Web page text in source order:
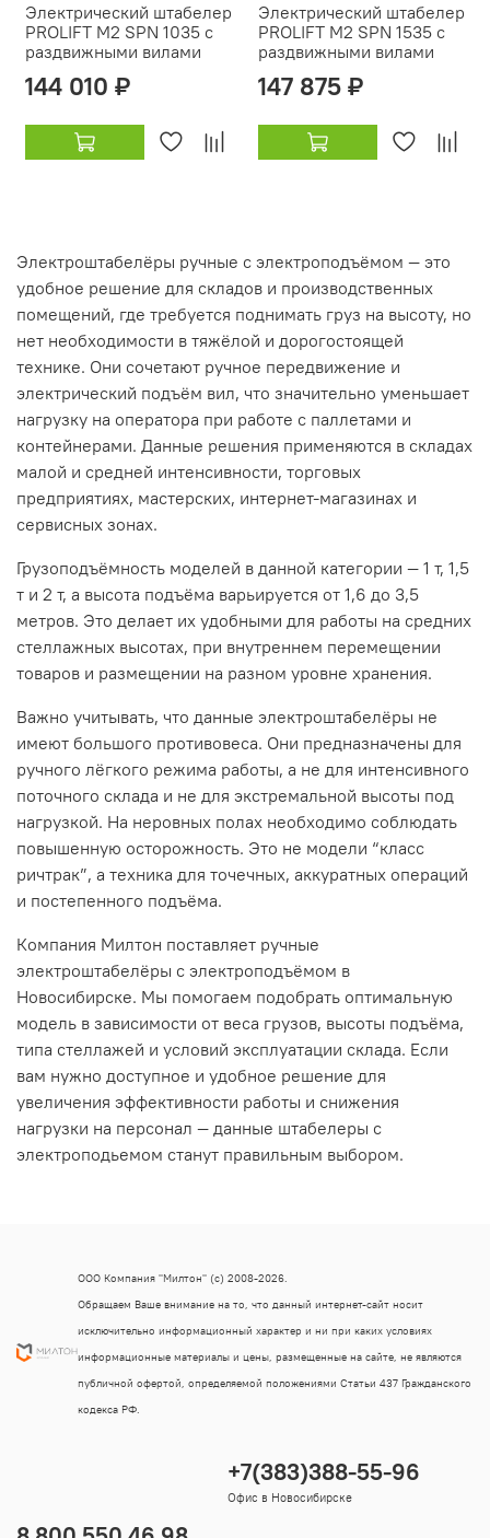
Электрический штабелер
PROLIFT M2 SPN 1035 с
раздвижными вилами
144 010 ₽
Электрический штабелер
PROLIFT M2 SPN 1535 с
раздвижными вилами
147 875 ₽
Электроштабелёры ручные с электроподъёмом — это
удобное решение для складов и производственных
помещений, где требуется поднимать груз на высоту, но
нет необходимости в тяжёлой и дорогостоящей
технике. Они сочетaют ручное передвижение и
электрический подъём вил, что значительно уменьшает
нагрузку на оператора при работе с паллетами и
контейнерами. Данные решения применяются в складах
малой и средней интенсивности, торговых
предприятиях, мастерских, интернет-магазинах и
сервисных зонах.
Грузоподъёмность моделей в данной категории — 1 т, 1,5
т и 2 т, а высота подъёма варьируется от 1,6 до 3,5
метров. Это делает их удобными для работы на средних
стеллажных высотах, при внутреннем перемещении
товаров и размещении на разном уровне хранения.
Важно учитывать, что данные электроштабелёры не
имеют большого противовеса. Они предназначены для
ручного лёгкого режима работы, а не для интенсивного
поточного склада и не для экстремальной высоты под
нагрузкой. На неровных полах необходимо соблюдать
повышенную осторожность. Это не модели “класс
ричтрак”, а техника для точечных, аккуратных операций
и постепенного подъёма.
Компания Милтон поставляет ручные
электроштабелёры с электроподъёмом в
Новосибирске. Мы помогаем подобрать оптимальную
модель в зависимости от веса грузов, высоты подъёма,
типа стеллажей и условий эксплуатации склада. Если
вам нужно доступное и удобное решение для
увеличения эффективности работы и снижения
нагрузки на персонал — данные штабелеры с
электроподьемом станут правильным выбором.
+7(383)388-55-96
Офис в Новосибирске
ООО Компания "Милтон" (с) 2008-2026.
Обращаем Ваше внимание на то, что данный интернет-сайт носит
исключительно информационный характер и ни при каких условиях
информационные материалы и цены, размещенные на сайте, не являются
публичной офертой, определяемой положениями Статьи 437 Гражданского
кодекса РФ.